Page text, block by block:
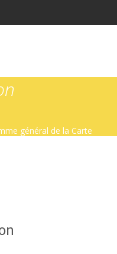
général de la Carte